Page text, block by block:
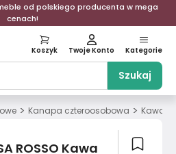
od polskiego producenta w mega
cenach!
Szukaj
Koszyk Twoje Konto Kategorie
> Kanapa czteroosobowa > Kawa
ROSSO Kawa